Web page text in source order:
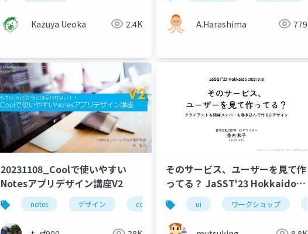
Kazuya Ueoka 2.4K A.Harashima 779
ユーザー ユーザーインタビュー
20231108_Coolで使いやすい
Notesアプリデザイン講座V2
notes デザイン cool
そのサービス、ユーザーを見て作
ってる？ JaSST'23 Hokkaido講
演資料ui ワークショップ